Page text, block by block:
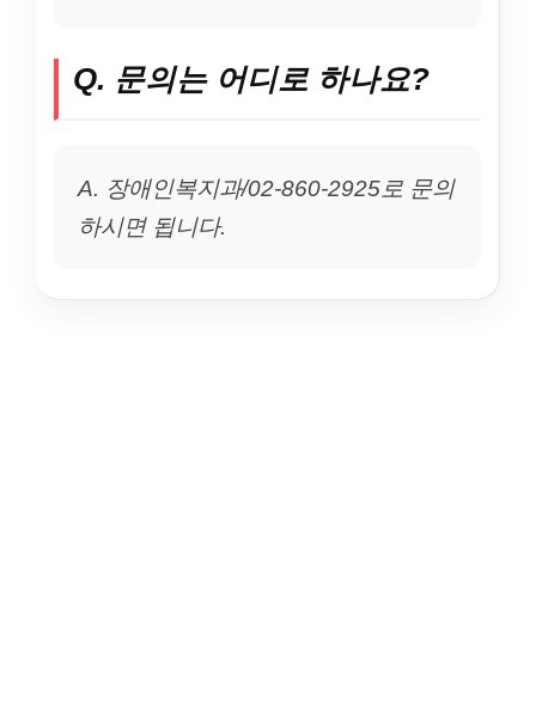
Q. 문의는 어디로 하나요?
A. 장애인복지과/02-860-2925로 문의
하시면 됩니다.